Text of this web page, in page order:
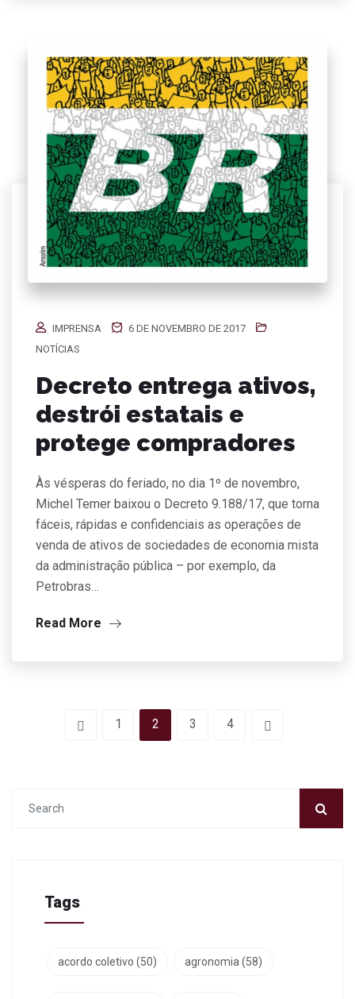
IMPRENSA
6 DE NOVEMBRO DE 2017
NOTÍCIAS
Decreto entrega ativos,
destrói estatais e
protege compradores
Às vésperas do feriado, no dia 1º de novembro,
Michel Temer baixou o Decreto 9.188/17, que torna
fáceis, rápidas e confidenciais as operações de
venda de ativos de sociedades de economia mista
da administração pública – por exemplo, da
Petrobras…
Read More
1 2 3 4
Tags
acordo coletivo (50) agronomia(58)